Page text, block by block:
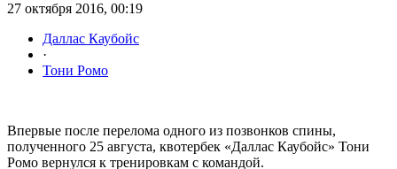
27 октября 2016, 00:19
Даллас Каубойс
·
Тони Ромо
Впервые после перелома одного из позвонков спины,
полученного 25 августа, квотербек «Даллас Каубойс» Тони
Ромо вернулся к тренировкам с командой.